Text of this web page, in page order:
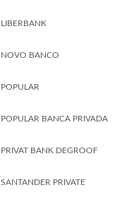
LIBERBANK
NOVO BANCO
POPULAR
POPULAR BANCA PRIVADA
PRIVAT BANK DEGROOF
SANTANDER PRIVATE